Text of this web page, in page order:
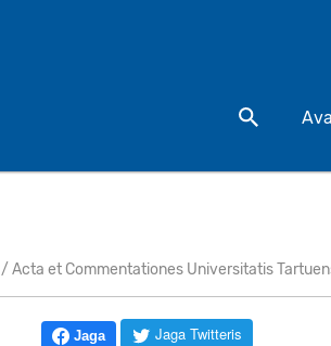
Otsi toodet
/ Acta et Commentationes Universitatis
Jaga Jaga Twitteris